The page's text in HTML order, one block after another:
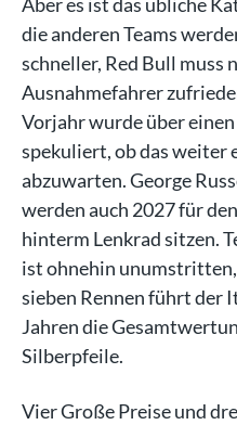
die anderen Teams
schneller, Red Bull muss
Ausnahmefahrer
Vorjahr wurde über
spekuliert, ob das weiter
abzuwarten. George
werden auch 2027 für
hinterm Lenkrad sitzen.
ist ohnehin unumstritten,
sieben Rennen führt der
Jahren die
Silberpfeile.
Vier Große Preise und